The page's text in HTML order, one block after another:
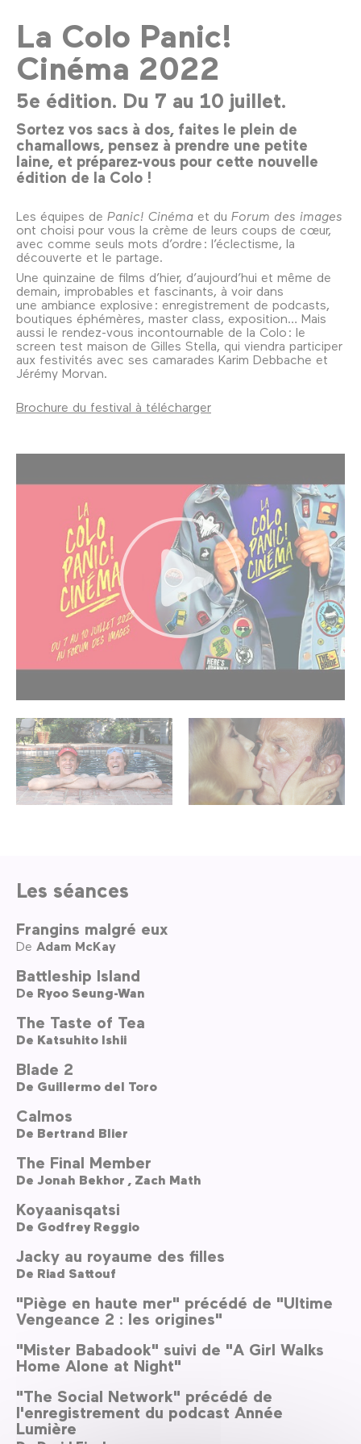
La Colo Panic!
Cinéma 2022
5e édition. Du 7 au 10 juillet.
Sortez vos sacs à dos, faites le plein de
chamallows, pensez à prendre une petite
laine, et préparez-vous pour cette nouvelle
édition de la Colo !
Les équipes de Panic! Cinéma et du Forum des images
ont choisi pour vous la crème de leurs coups de cœur,
avec comme seuls mots d’ordre : l’éclectisme, la
découverte et le partage.
Une quinzaine de films d’hier, d’aujourd’hui et même de
demain, improbables et fascinants, à voir dans
une ambiance explosive : enregistrement de podcasts,
boutiques éphémères, master class, exposition… Mais
aussi le rendez-vous incontournable de la Colo : le
screen test maison de Gilles Stella, qui viendra participer
aux festivités avec ses camarades Karim Debbache et
Jérémy Morvan.
Brochure du festival à télécharger
Les séances
Frangins malgré eux
De Adam McKay
Battleship Island
De Ryoo Seung-Wan
The Taste of Tea
De Katsuhito Ishii
Blade 2
De Guillermo del Toro
Calmos
De Bertrand Blier
The Final Member
De Jonah Bekhor , Zach Math
Koyaanisqatsi
De Godfrey Reggio
Jacky au royaume des filles
De Riad Sattouf
"Piège en haute mer" précédé de "Ultime
Vengeance 2 : les origines"
"Mister Babadook" suivi de "A Girl Walks
Home Alone at Night"
"The Social Network" précédé de
l'enregistrement du podcast Année
Lumière